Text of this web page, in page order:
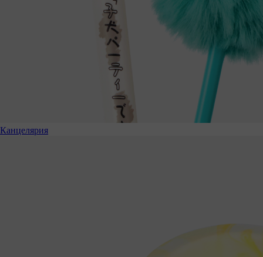
Канцелярия